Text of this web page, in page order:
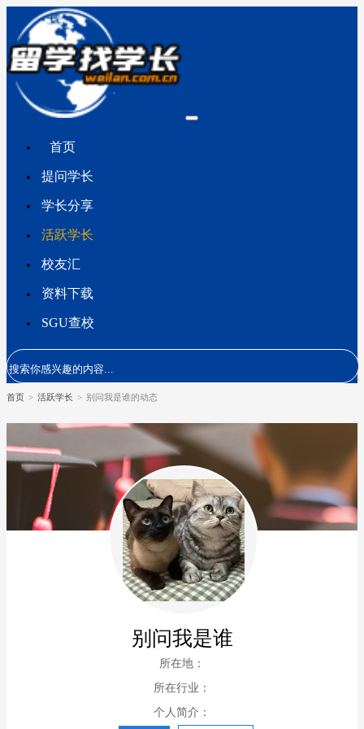
首页
提问学长
学长分享
活跃学长
校友汇
资料下载
SGU查校
首页 > 活跃学长 > 别问我是谁的动态
别问我是谁
所在地：
所在行业：
个人简介：